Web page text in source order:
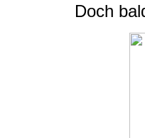
Doch